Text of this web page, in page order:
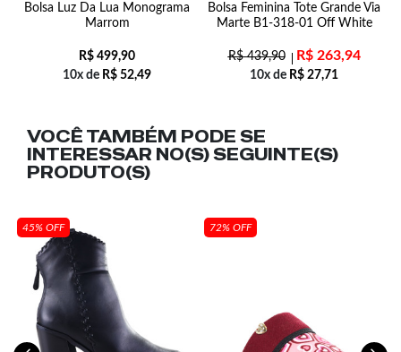
Bolsa Luz Da Lua Monograma
Marrom
R$ 499,90
10x de R$ 52,49
Bolsa Feminina Tote Grande Via
Marte B1-318-01 Off White
R$439,90 R$263,94
10x de R$ 27,71
VOCÊ TAMBÉM PODE SE
INTERESSAR NO(S) SEGUINTE(S)
PRODUTO(S)
45% OFF 72% OFF